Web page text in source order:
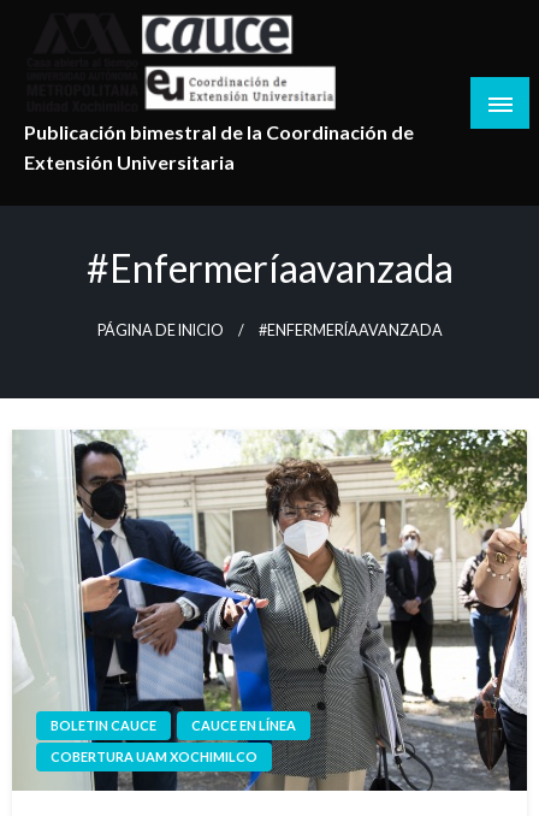
Publicación bimestral de la Coordinación de
Extensión Universitaria
#enfermeríaavanzada
PÁGINA DE INICIO #ENFERMERÍAAVANZADA
BOLETIN CAUCE
CAUCE EN LÍNEA
COBERTURA UAM XOCHIMILCO